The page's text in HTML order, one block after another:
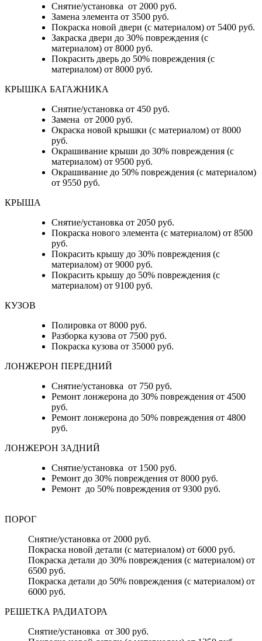
Снятие/установка от 2000 руб.
Замена элемента от 3500 руб.
Покраска новой двери (с материалом) от 5400 руб.
Закраска двери до 30% повреждения (с
материалом) от 8000 руб.
Покрасить дверь до 50% повреждения (с
материалом) от 8000 руб.
КРЫШКА БАГАЖНИКА
Снятие/установка от 450 руб.
Замена от 2000 руб.
Окраска новой крышки (с материалом) от 8000
руб.
Окрашивание крыши до 30% повреждения (с
материалом) от 9500 руб.
Окрашивание до 50% повреждения (с материалом)
от 9550 руб.
КРЫША
Снятие/установка от 2050 руб.
Покраска нового элемента (с материалом) от 8500
руб.
Покрасить крышу до 30% повреждения (с
материалом) от 9000 руб.
Покрасить крышу до 50% повреждения (с
материалом) от 9100 руб.
КУЗОВ
Полировка от 8000 руб.
Разборка кузова от 7500 руб.
Покраска кузова от 35000 руб.
ЛОНЖЕРОН ПЕРЕДНИЙ
Снятие/установка от 750 руб.
Ремонт лонжерона до 30% повреждения от 4500
руб.
Ремонт лонжерона до 50% повреждения от 4800
руб.
ЛОНЖЕРОН ЗАДНИЙ
Снятие/установка от 1500 руб.
Ремонт до 30% повреждения от 8000 руб.
Ремонт до 50% повреждения от 9300 руб.
ПОРОГ
Снятие/установка от 2000 руб.
Покраска новой детали (с материалом) от 6000 руб.
Покраска детали до 30% повреждения (с материалом) от
6500 руб.
Покраска детали до 50% повреждения (с материалом) от
6000 руб.
РЕШЕТКА РАДИАТОРА
Снятие/установка от 300 руб.